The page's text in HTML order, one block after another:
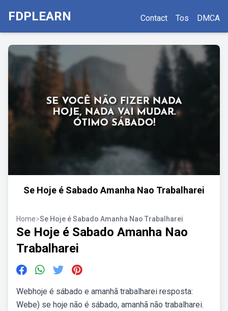
FDPLEARN Contact Tos DMCA
Se Hoje é Sabado Amanha Nao Trabalharei
Home>Se Hoje é Sabado Amanha Nao Trabalharei
Se Hoje é Sabado Amanha Nao
Trabalharei
Webhoje é sábado e amanhã trabalharei resposta:
Webe) se hoje não é sábado, amanhã não trabalharei.